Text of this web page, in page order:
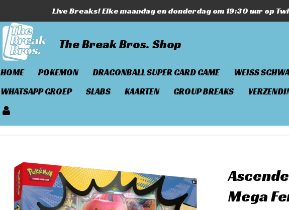
Live Breaks! Elke maandag en donderdag om 19:30 uur op
The Break Bros. Shop
HOME POKEMON DRAGONBALL SUPER CARD GAME WEISS
WHATSAPP GROEP
SLABS KAARTEN GROUP BREAKS
Mega